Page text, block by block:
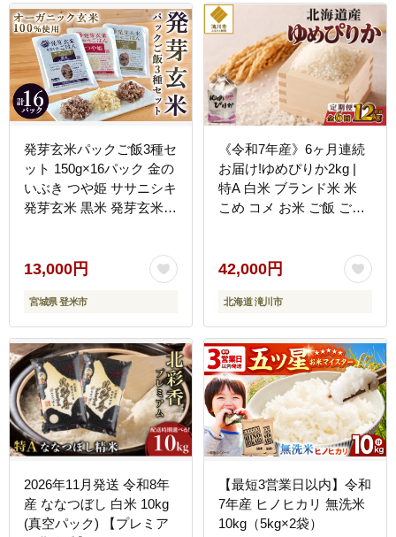
定番 宮城県 角田市
発芽玄米パックご飯3種セ
ット 150g×16パック 金の
いぶき つや姫 ササニシキ
発芽玄米 黒米 発芽玄米
【有機農園ファーミン株
13,000円
宮城県 登米市
《令和7年産》6ヶ月連続
お届け!ゆめぴりか2kg |
特A 白米 ブランド米 米
こめ コメ お米 ご飯 ごは
定期便 生活応援 送料無料
おすすめ 人気 お弁当 贈
答
42,000円
北海道 滝川市
2026年11月発送 令和8年
産 ななつぼし 白米 10kg
(真空パック) 【プレミア
【最短3営業日以内】令和
7年産 ヒノヒカリ 無洗米
10kg（5kg×2袋）